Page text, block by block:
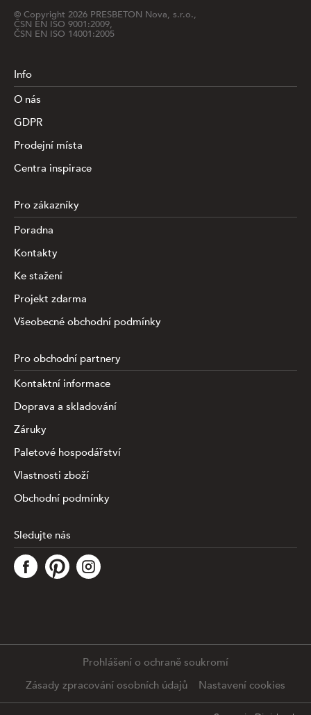
Tato stránka využívá soubory cookies ke shromažďování a
analýze informací o výkonu a používání webu, zajištění
fungování funkcí ze sociálních médií a ke zlepšení a
Podrobné nastavení Souhlasím se všemi cookies
© Copyright 2026 PRESBETON Nova, s.r.o.,
ČSN EN ISO 9001:2009,
ČSN EN ISO 14001:2005
Info
O nás
GDPR
Prodejní místa
Centra inspirace
Pro zákazníky
Poradna
Kontakty
Ke stažení
Projekt zdarma
Všeobecné obchodní podmínky
Pro obchodní partnery
Kontaktní informace
Doprava a skladování
Záruky
Paletové hospodářství
Vlastnosti zboží
Obchodní podmínky
Sledujte nás
Prohlášení o ochraně soukromí
Zásady zpracování osobních údajů
Nastavení cookies